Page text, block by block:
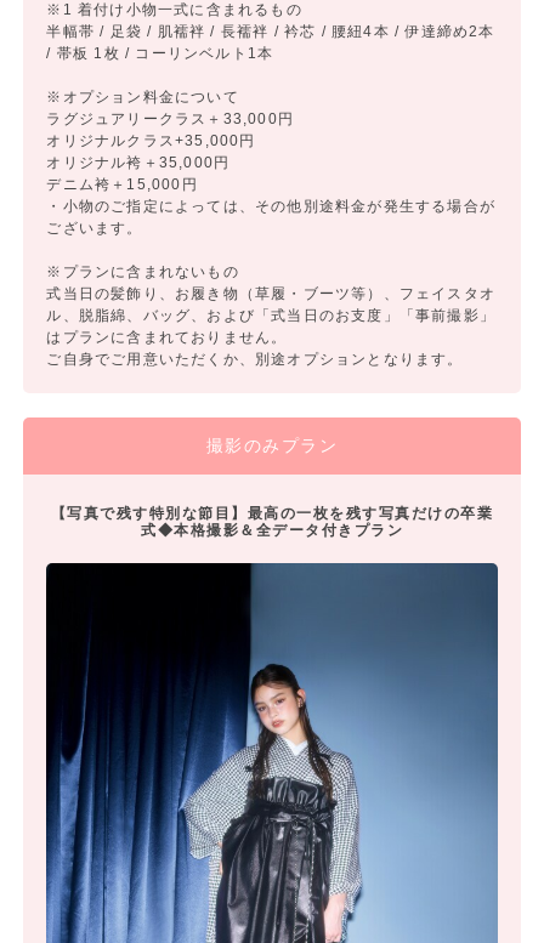
※1 着付け小物一式に含まれるもの
半幅帯 / 足袋 / 肌襦袢 / 長襦袢 / 衿芯 / 腰紐4本 / 伊達締め2本
/ 帯板 1枚 / コーリンベルト1本
※オプション料金について
ラグジュアリークラス＋33,000円
オリジナルクラス+35,000円
オリジナル袴＋35,000円
デニム袴＋15,000円
・小物のご指定によっては、その他別途料金が発生する場合が
ございます。
※プランに含まれないもの
式当日の髪飾り、お履き物（草履・ブーツ等）、フェイスタオ
ル、脱脂綿、バッグ、および「式当日のお支度」「事前撮影」
はプランに含まれておりません。
ご自身でご用意いただくか、別途オプションとなります。
撮影のみプラン
【写真で残す特別な節目】最高の一枚を残す写真だけの卒業
式◆本格撮影＆全データ付きプラン